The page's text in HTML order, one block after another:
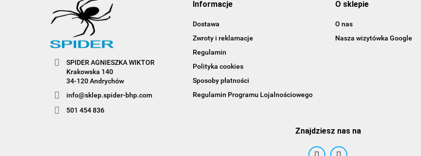
SPIDER AGNIESZKA WIKTOR
Krakowska 140
34-120 Andrychów
info@sklep.spider-bhp.com
501 454 836
Informacje
Dostawa
Zwroty i reklamacje
Regulamin
Polityka cookies
Sposoby płatności
Regulamin Programu Lojalnościowego
O sklepie
O nas
Nasza wizytówka Google
Znajdziesz nas na